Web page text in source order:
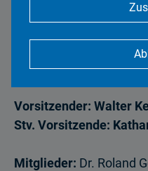
Vorsitzender: Walter
Stv. Vorsitzende:
Mitglieder: Dr. Roland